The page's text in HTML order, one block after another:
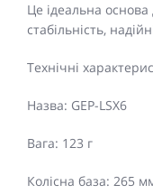
Це ідеальна основа
стабільність,
Технічні
Назва: GEP-LSX6
Вага: 123 г
Колісна база: 265